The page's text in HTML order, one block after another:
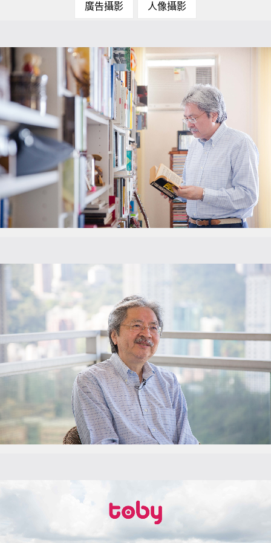
廣告攝影 人像攝影